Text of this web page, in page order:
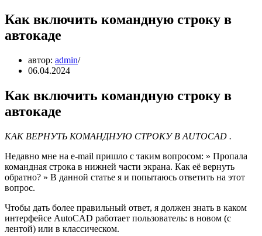
Как включить командную строку в
автокаде
автор: admin
06.04.2024
Как включить командную строку в
автокаде
КАК ВЕРНУТЬ КОМАНДНУЮ СТРОКУ В AUTOCAD .
Недавно мне на e-mail пришло с таким вопросом: » Пропала
командная строка в нижней части экрана. Как её вернуть
обратно? » В данной статье я и попытаюсь ответить на этот
вопрос.
Чтобы дать более правильный ответ, я должен знать в каком
интерфейсе AutoCAD работает пользователь: в новом (с
лентой) или в классическом.